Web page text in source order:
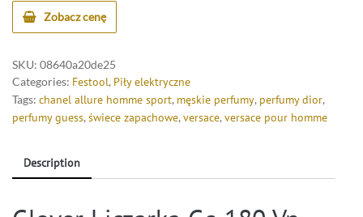
Zobacz cenę
SKU: 08640a20de25
Categories: Festool, Piły elektryczne
Tags: chanel allure homme sport, męskie perfumy, perfumy dior,
perfumy guess, świece zapachowe, versace, versace pour homme
Description